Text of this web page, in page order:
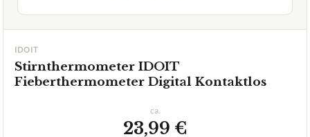
IDOIT
Stirnthermometer IDOIT
Fieberthermometer Digital Kontaktlos
ca.
23,99 €